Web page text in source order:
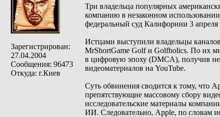
Зарегистрирован:
27.04.2004
Сообщения: 96473
Откуда: г.Киев
Три владельца популярных
компанию в незаконном
федеральный суд Калифорнии 3
Истцами выступили владельцы
MrShortGame Golf и Golfholics. По их
в цифровую эпоху (DMCA), получив
видеоматериалов на YouTube.
Суть обвинения сводится к тому, что
препятствующие массовому сбору
исследовательские материалы
ИИ. Следовательно, Apple, по словам